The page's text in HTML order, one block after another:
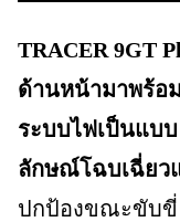
TRACER 9GT
ด้านหน้ามาพร้อ
ระบบไฟเป็นแบ
ลักษณ์โฉบเฉี่ยว
ปกป้องขณะขับขี่